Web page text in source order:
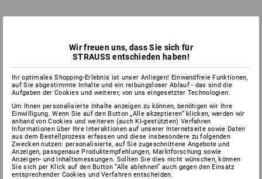
Wir freuen uns, dass Sie sich für
STRAUSS entschieden haben!
Ihr optimales Shopping-Erlebnis ist unser Anliegen! Einwandfreie Funktionen,
auf Sie abgestimmte Inhalte und ein reibungsloser Ablauf - das sind die
Aufgaben der Cookies und weiterer, von uns eingesetzter Technologien.
Um Ihnen personalisierte Inhalte anzeigen zu können, benötigen wir Ihre
Einwilligung. Wenn Sie auf den Button „Alle akzeptieren“ klicken, werden wir
anhand von Cookies und weiteren (auch KI-gestützten) Verfahren
Informationen über Ihre Interaktionen auf unserer Internetseite sowie Daten
aus dem Bestellprozess erfassen und diese insbesondere zu folgenden
Zwecken nutzen: personalisierte, auf Sie zugeschnittene Angebote und
Anzeigen, passgenaue Produktempfehlungen, Marktforschung sowie
Anzeigen- und Inhaltsmessungen. Sollten Sie dies nicht wünschen, können
Sie sich per Klick auf den Button “Alle ablehnen” auch gegen den Einsatz
entsprechender Cookies und Verfahren entscheiden.